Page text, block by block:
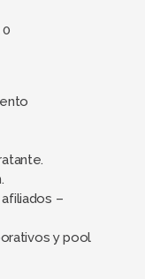
–
y pool